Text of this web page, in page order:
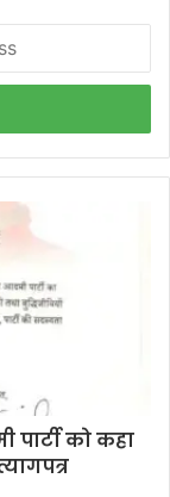
को कहा